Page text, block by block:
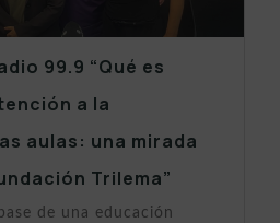
99.9 “Qué es
a la
aulas: una mirada
Trilema”
de una educación